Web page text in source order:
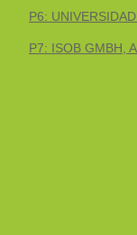
P6:
P7: ISOB GMBH,